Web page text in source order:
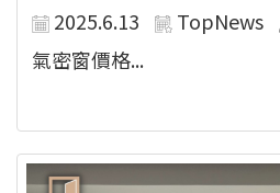
2025.6.13 TopNews
氣密窗價格...